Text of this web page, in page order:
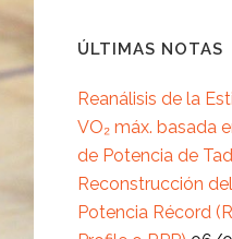
ÚLTIMAS NOTAS
Reanálisis de la
VO₂ máx. basada
de Potencia de
Reconstrucción
Potencia Récord